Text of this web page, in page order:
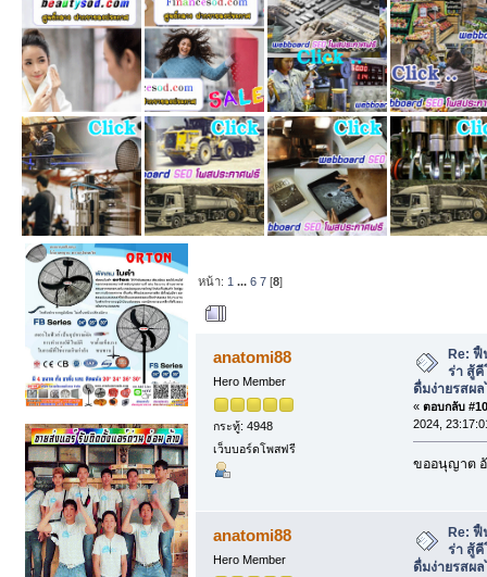
หน้า: 1 ...6 7 [8]
โม ดื่มง่ายรสผลไม้ (อ่าน 14399 ครั้ง)
anatomi88
Hero Member
กระทู้: 4948
เว็บบอร์ดโพสฟรี
Re:
ร่า สู้
ดื่มง่ายรสผล
« ตอบกลับ
2024,
ขออนุญาต
anatomi88
Hero Member
Re:
ร่า สู้
ดื่มง่ายรสผล